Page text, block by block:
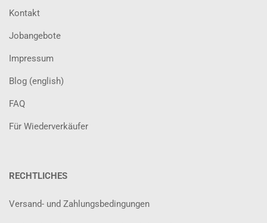
Kontakt
Jobangebote
Impressum
Blog (english)
FAQ
Für Wiederverkäufer
RECHTLICHES
Versand- und Zahlungsbedingungen